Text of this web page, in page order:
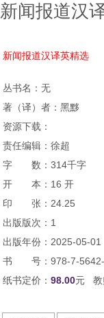
新闻报道汉
新闻报道汉译英精选
丛书名：无
著（译）者：黑黟
资源下载：
责任编辑：徐超
字 数：314千字
开 本：16 开
印 张：24.25
出版版次：1
出版年份：2025-05-01
书 号：978-7-5642-
纸书定价： 98.00元 教